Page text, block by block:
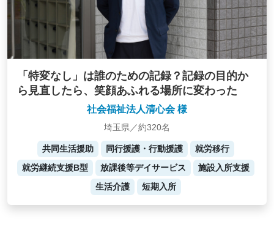
「特変なし」は誰のための記録？記録の目的か
ら見直したら、笑顔あふれる場所に変わった
社会福祉法人清心会 様
埼玉県／約320名
共同生活援助 同行援護・行動援護
就労移行
就労継続支援B型
放課後等デイサービス
施設入所支援
生活介護
短期入所